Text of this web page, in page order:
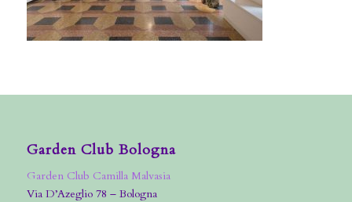
Garden Club Bologna
Garden Club Camilla Malvasia
Via D’Azeglio 78 – Bologna